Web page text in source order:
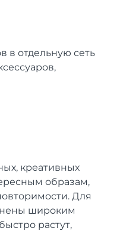
в отдельную сеть
креативных
образам,
Для
широким
растут,